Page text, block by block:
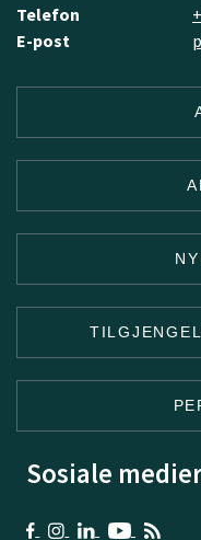
Telefon
E-post
Sosiale